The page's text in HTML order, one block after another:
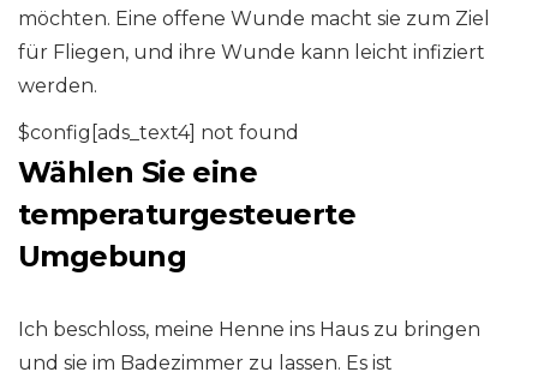
möchten. Eine offene Wunde macht sie zum Ziel
für Fliegen, und ihre Wunde kann leicht infiziert
werden.
$config[ads_text4] not found
Wählen Sie eine
temperaturgesteuerte
Umgebung
Ich beschloss, meine Henne ins Haus zu bringen
und sie im Badezimmer zu lassen. Es ist